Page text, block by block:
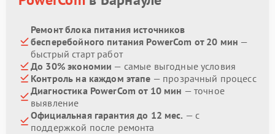
Ремонт блока питания источников
бесперебойного питания PowerCom от 20 мин —
быстрый старт работ
До 30% экономии — самые выгодные условия
Контроль на каждом этапе — прозрачный процесс
Диагностика PowerCom от 10 мин — точное
выявление
Официальная гарантия до 12 мес. — с
поддержкой после ремонта